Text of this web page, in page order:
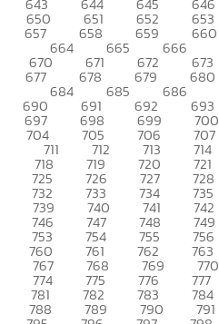
643 644 645 646
650 651 652 653
657 658 659 660
664 665 666
670 671 672 673
677 678 679 680
684 685 686
690 691 692 693
697 698 699 700
704 705 706 707
711 712 713 714
718 719 720 721
725 726 727 728
732 733 734 735
739 740 741 742
746 747 748 749
753 754 755 756
760 761 762 763
767 768 769 770
774 775 776 777
781 782 783 784
788 789 790 791